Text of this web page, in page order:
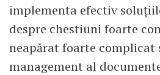
implementa efectiv
despre chestiuni foarte
neapărat foarte complicat
management al